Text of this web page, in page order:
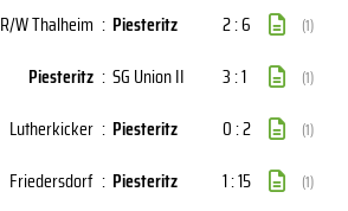
R/W Thalheim : Piesteritz 2 : 6 (1)
Piesteritz : SG Union II 3 : 1 (1)
Lutherkicker : Piesteritz 0 : 2 (1)
Friedersdorf : Piesteritz 1 : 15 (1)